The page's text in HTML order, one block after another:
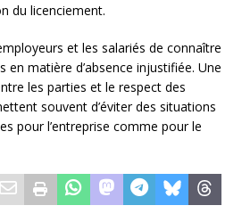
du licenciement.
et les salariés de connaître
matière d’absence injustifiée. Une
les parties et le respect des
souvent d’éviter des situations
pour l’entreprise comme pour le